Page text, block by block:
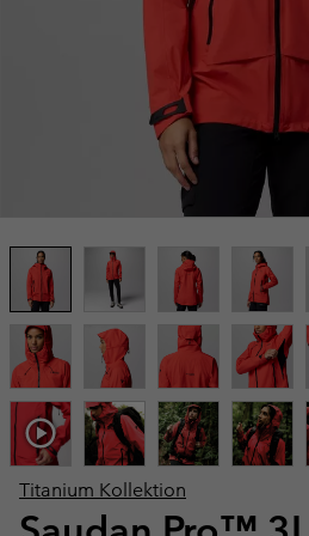
Titanium Kollektion